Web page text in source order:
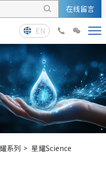
 在线留言
 EN  
系列 > 星耀Science